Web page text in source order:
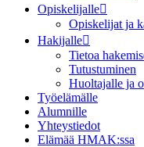
Opiskelijalle
Opiskelijat ja
Hakijalle
Tietoa
Tutustuminen
Huoltajalle ja
Työelämälle
Alumnille
Yhteystiedot
Elämää HMAK:ssa